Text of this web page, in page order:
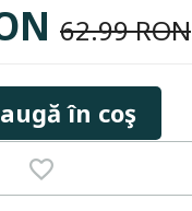
62.99 RON
în coş